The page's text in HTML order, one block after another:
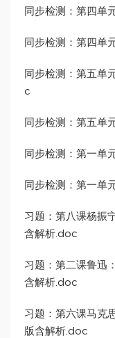
同步检测：第四单
同步检测：第四单
同步检测：第五单
c
同步检测：第五单
同步检测：第一单
同步检测：第一单
习题：第八课杨振
含解析.doc
习题：第二课鲁迅
含解析.doc
习题：第六课马克
版含解析.doc